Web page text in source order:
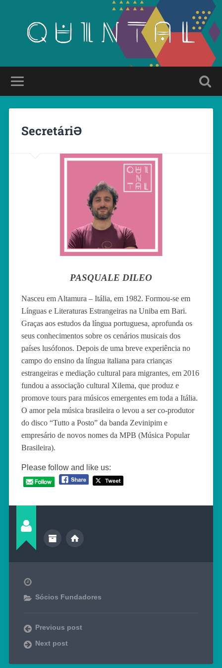
SecretáriƏ
PASQUALE DILEO
Nasceu em Altamura – Itália, em 1982. Formou-se em
Línguas e Literaturas Estrangeiras na Uniba em Bari.
Graças aos estudos da língua portuguesa, aprofunda os
seus conhecimentos sobre os cenários musicais dos
países lusófonos. Depois de uma breve experiência no
campo do ensino da língua italiana para crianças
estrangeiras e mediação cultural para migrantes, em 2016
fundou a associação cultural Xilema, que produz e
promove tours para músicos emergentes em toda a Itália.
O amor pela música brasileira o levou a ser co-produtor
do disco “Tutto a Posto” da banda Zevinipim e
empresário de novos nomes da MPB (Música Popular
Brasileira).
Please follow and like us:
Sócios Fundadores
Previous post
Next post